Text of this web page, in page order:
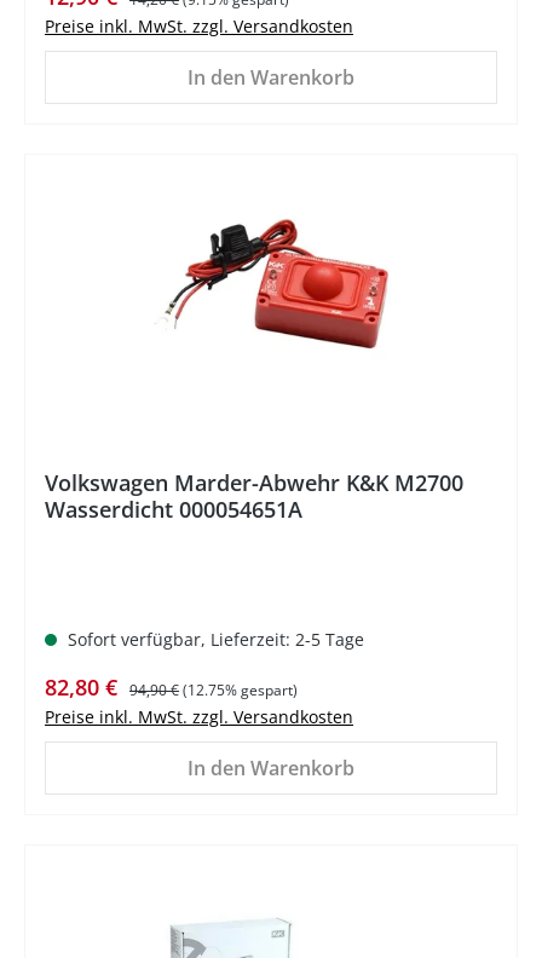
Preise inkl. MwSt. zzgl. Versandkosten
In den Warenkorb
Volkswagen Marder-Abwehr K&K M2700
Wasserdicht 000054651A
Sofort verfügbar, Lieferzeit: 2-5 Tage
Verkaufspreis:
82,80 € Regulärer Preis:
94,90 €(12.75% gespart)
Preise inkl. MwSt. zzgl. Versandkosten
In den Warenkorb